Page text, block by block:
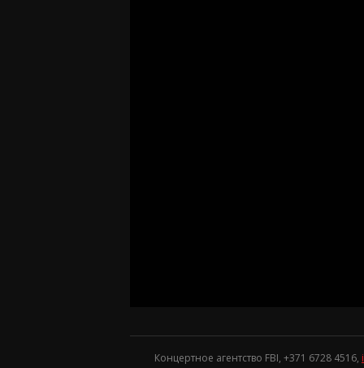
Концертное агентство FBI, +371 6728 4516,